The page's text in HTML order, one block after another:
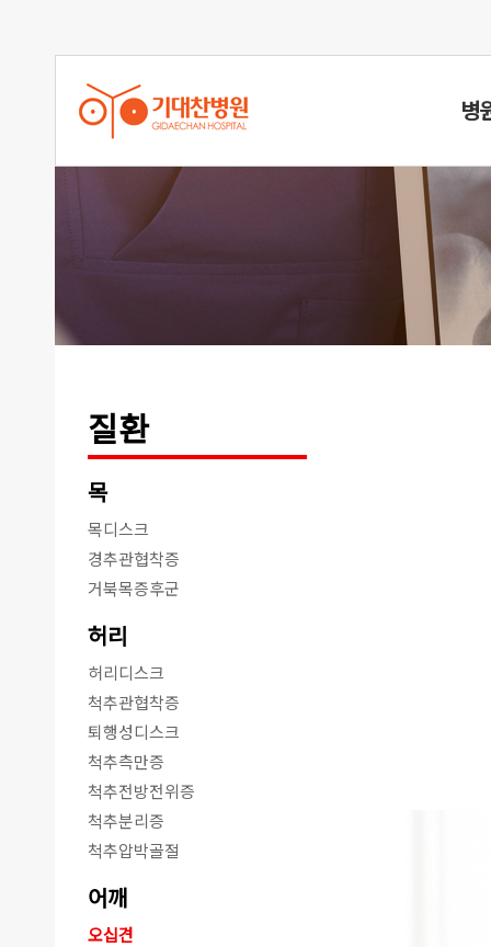
병
질환
목
목디스크
경추관협착증
거북목증후군
허리
허리디스크
척추관협착증
퇴행성디스크
척추측만증
척추전방전위증
척추분리증
척추압박골절
어깨
오십견